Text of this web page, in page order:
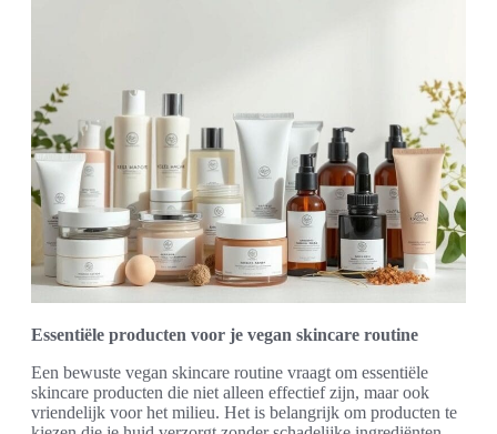
Essentiële producten voor je vegan skincare routine
Een bewuste vegan skincare routine vraagt om essentiële
skincare producten die niet alleen effectief zijn, maar ook
vriendelijk voor het milieu. Het is belangrijk om producten te